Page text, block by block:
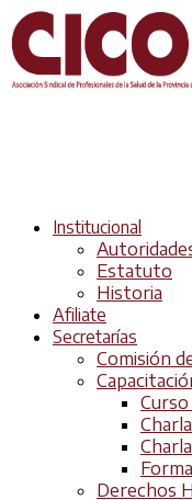
Institucional
Estatuto
Historia
Afiliate
Secretarías
Comisión
Derechos